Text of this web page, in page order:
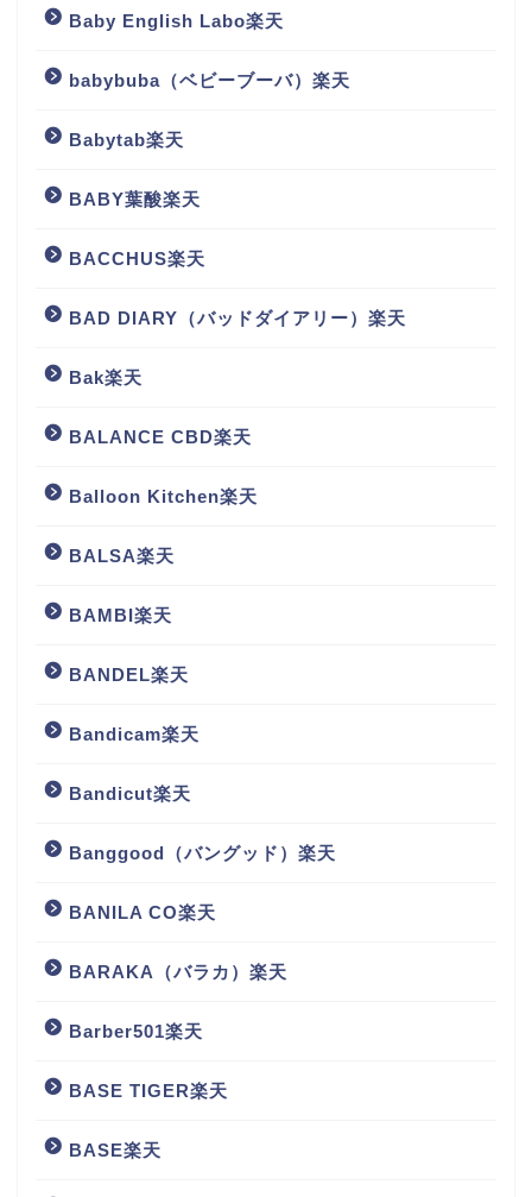
Baby English Labo楽天
babybuba（ベビーブーバ）楽天
Babytab楽天
BABY葉酸楽天
BACCHUS楽天
BAD DIARY（バッドダイアリー）楽天
Bak楽天
BALANCE CBD楽天
Balloon Kitchen楽天
BALSA楽天
BAMBI楽天
BANDEL楽天
Bandicam楽天
Bandicut楽天
Banggood（バングッド）楽天
BANILA CO楽天
BARAKA（バラカ）楽天
Barber501楽天
BASE TIGER楽天
BASE楽天